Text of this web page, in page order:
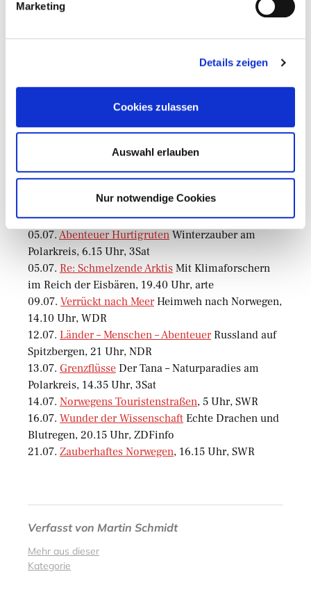
Marketing
Details zeigen
Cookies zulassen
Auswahl erlauben
Nur notwendige Cookies
Motto der Woche
„Wir werden nicht die Sommernacht verschlafen –
sie ist zu hell dafür. Dann werden wir zusammen
Aslaug Låstad Lygre (1910- 1966), norwegische
Vom 02.07. bis 20.07.2018
05.07. Abenteuer Hurtigruten Winterzauber am
Polarkreis, 6.15 Uhr, 3Sat
05.07. Re: Schmelzende Arktis Mit Klimaforschern
im Reich der Eisbären, 19.40 Uhr, arte
09.07. Verrückt nach Meer Heimweh nach Norwegen,
14.10 Uhr, WDR
12.07. Länder – Menschen – Abenteuer Russland auf
Spitzbergen, 21 Uhr, NDR
13.07. Grenzflüsse Der Tana – Naturparadies am
Polarkreis, 14.35 Uhr, 3Sat
14.07. Norwegens Touristenstraßen, 5 Uhr, SWR
16.07. Wunder der Wissenschaft Echte Drachen und
Blutregen, 20.15 Uhr, ZDFinfo
21.07. Zauberhaftes Norwegen, 16.15 Uhr, SWR
Verfasst von Martin Schmidt
Mehr aus dieser
Kategorie